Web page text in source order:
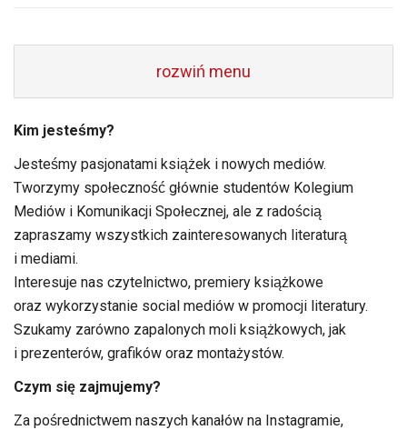
rozwiń menu
Kim jesteśmy?
Jesteśmy pasjonatami książek i nowych mediów.
Tworzymy społeczność głównie studentów Kolegium
Mediów i Komunikacji Społecznej, ale z radością
zapraszamy wszystkich zainteresowanych literaturą
i mediami.
Interesuje nas czytelnictwo, premiery książkowe
oraz wykorzystanie social mediów w promocji literatury.
Szukamy zarówno zapalonych moli książkowych, jak
i prezenterów, grafików oraz montażystów.
Czym się zajmujemy?
Za pośrednictwem naszych kanałów na Instagramie,